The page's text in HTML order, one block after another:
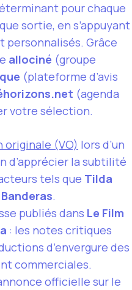
pour chaque
sortie, en s’appuyant
personnalisés. Grâce
allociné (groupe
(plateforme d’avis
(agenda
votre sélection.
originale (VO) lors d’un
d’apprécier la subtilité
tels que Tilda
.
publiés dans Le Film
: les notes critiques
d’envergure des
commerciales.
officielle sur le